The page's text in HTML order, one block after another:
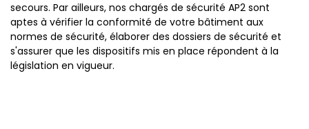
secours. Par ailleurs, nos chargés de sécurité AP2 sont
aptes à vérifier la conformité de votre bâtiment aux
normes de sécurité, élaborer des dossiers de sécurité et
s'assurer que les dispositifs mis en place répondent à la
législation en vigueur.